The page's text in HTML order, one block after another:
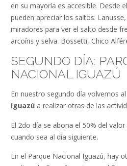
en su mayoría es accesible. Desde
pueden apreciar los saltos:
miradores para ver el salto desde
arcoíris y selva. Bossetti, Chico
SEGUNDO DÍA:
NACIONAL IGUAZÚ
En nuestro segundo día volvemos al
Iguazú a realizar otras de las
El 2do día se abona el 50% del
cuando sea al día siguiente.
En el Parque Nacional Iguazú, hay